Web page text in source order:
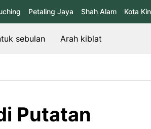
Petaling Jaya Shah Alam Kota
sebulan Arah kiblat
Putatan